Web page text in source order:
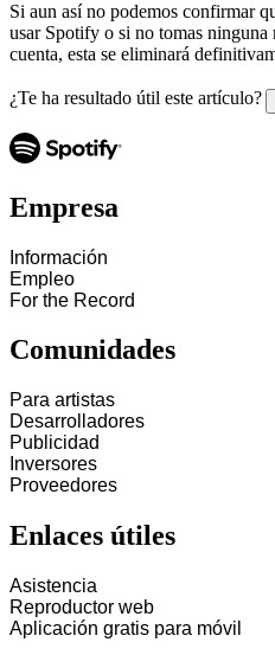
Si aun así no podemos confirmar
usar Spotify o si no tomas ninguna
cuenta, esta se eliminará
¿Te ha resultado útil este artículo?
Empresa
Información
Empleo
For the Record
Comunidades
Para artistas
Desarrolladores
Publicidad
Inversores
Proveedores
Enlaces útiles
Asistencia
Reproductor web
Aplicación gratis para móvil